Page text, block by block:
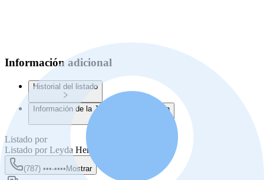
Información adicional
Historial del listado
Información de la Junta de Planificación
Listado por
Listado por Leyda Hernandez
(787) •••-•••• Mostrar